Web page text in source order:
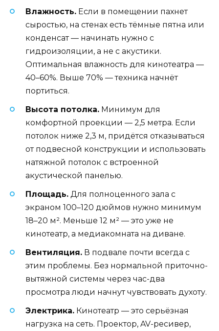
Влажность. Если в помещении пахнет
сыростью, на стенах есть тёмные пятна или
конденсат — начинать нужно с
гидроизоляции, а не с акустики.
Оптимальная влажность для кинотеатра —
40–60%. Выше 70% — техника начнёт
портиться.
Высота потолка. Минимум для
комфортной проекции — 2,5 метра. Если
потолок ниже 2,3 м, придётся отказываться
от подвесной конструкции и использовать
натяжной потолок с встроенной
акустической панелью.
Площадь. Для полноценного зала с
экраном 100–120 дюймов нужно минимум
18–20 м². Меньше 12 м² — это уже не
кинотеатр, а медиакомната на диване.
Вентиляция. В подвале почти всегда с
этим проблемы. Без нормальной приточно-
вытяжной системы через час-два
просмотра люди начнут чувствовать духоту.
Электрика. Кинотеатр — это серьёзная
нагрузка на сеть. Проектор, AV-ресивер,